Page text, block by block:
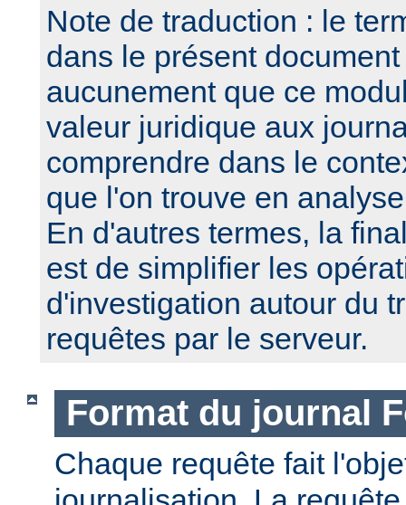
Note de traduction : le
dans le présent
aucunement que ce
valeur juridique aux
comprendre dans le
que l'on trouve en
En d'autres termes, la
est de simplifier les
d'investigation autour du
requêtes par le serveur.
Format du journal
Chaque requête fait